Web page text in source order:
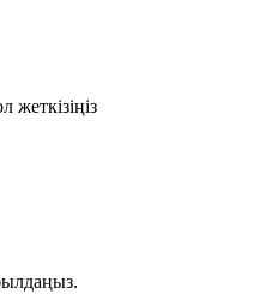
жеткізіңіз